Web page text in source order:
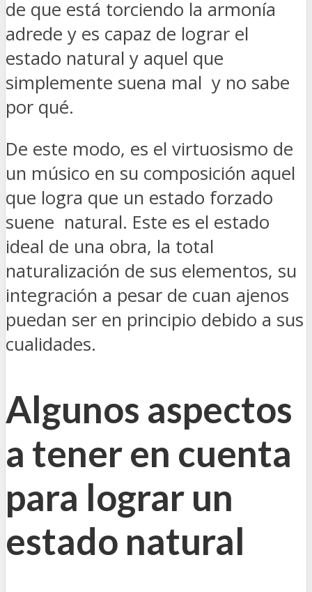
de que está torciendo la armonía
adrede y es capaz de lograr el
estado natural y aquel que
simplemente suena mal y no sabe
por qué.
De este modo, es el virtuosismo de
un músico en su composición aquel
que logra que un estado forzado
suene natural. Este es el estado
ideal de una obra, la total
naturalización de sus elementos, su
integración a pesar de cuan ajenos
puedan ser en principio debido a sus
cualidades.
Algunos aspectos
a tener en cuenta
para lograr un
estado natural